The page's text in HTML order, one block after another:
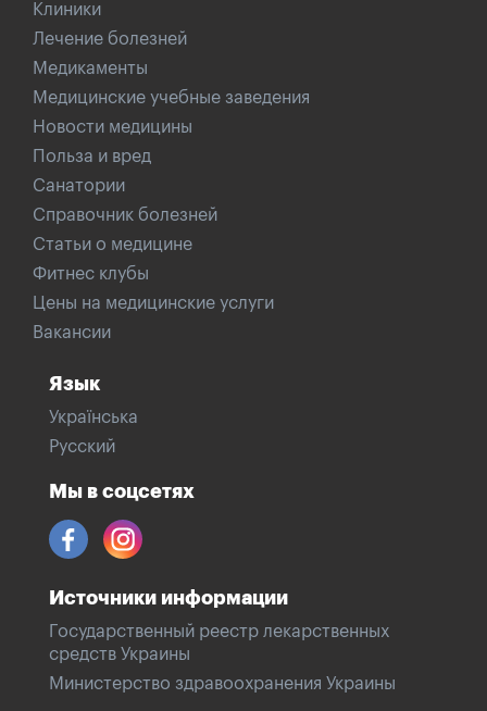
Клиники
Лечение болезней
Медикаменты
Медицинские учебные заведения
Новости медицины
Польза и вред
Санатории
Справочник болезней
Статьи о медицине
Фитнес клубы
Цены на медицинские услуги
Вакансии
Язык
Українська
Русский
Мы в соцсетях
Источники информации
Государственный реестр лекарственных
средств Украины
Министерство здравоохранения Украины